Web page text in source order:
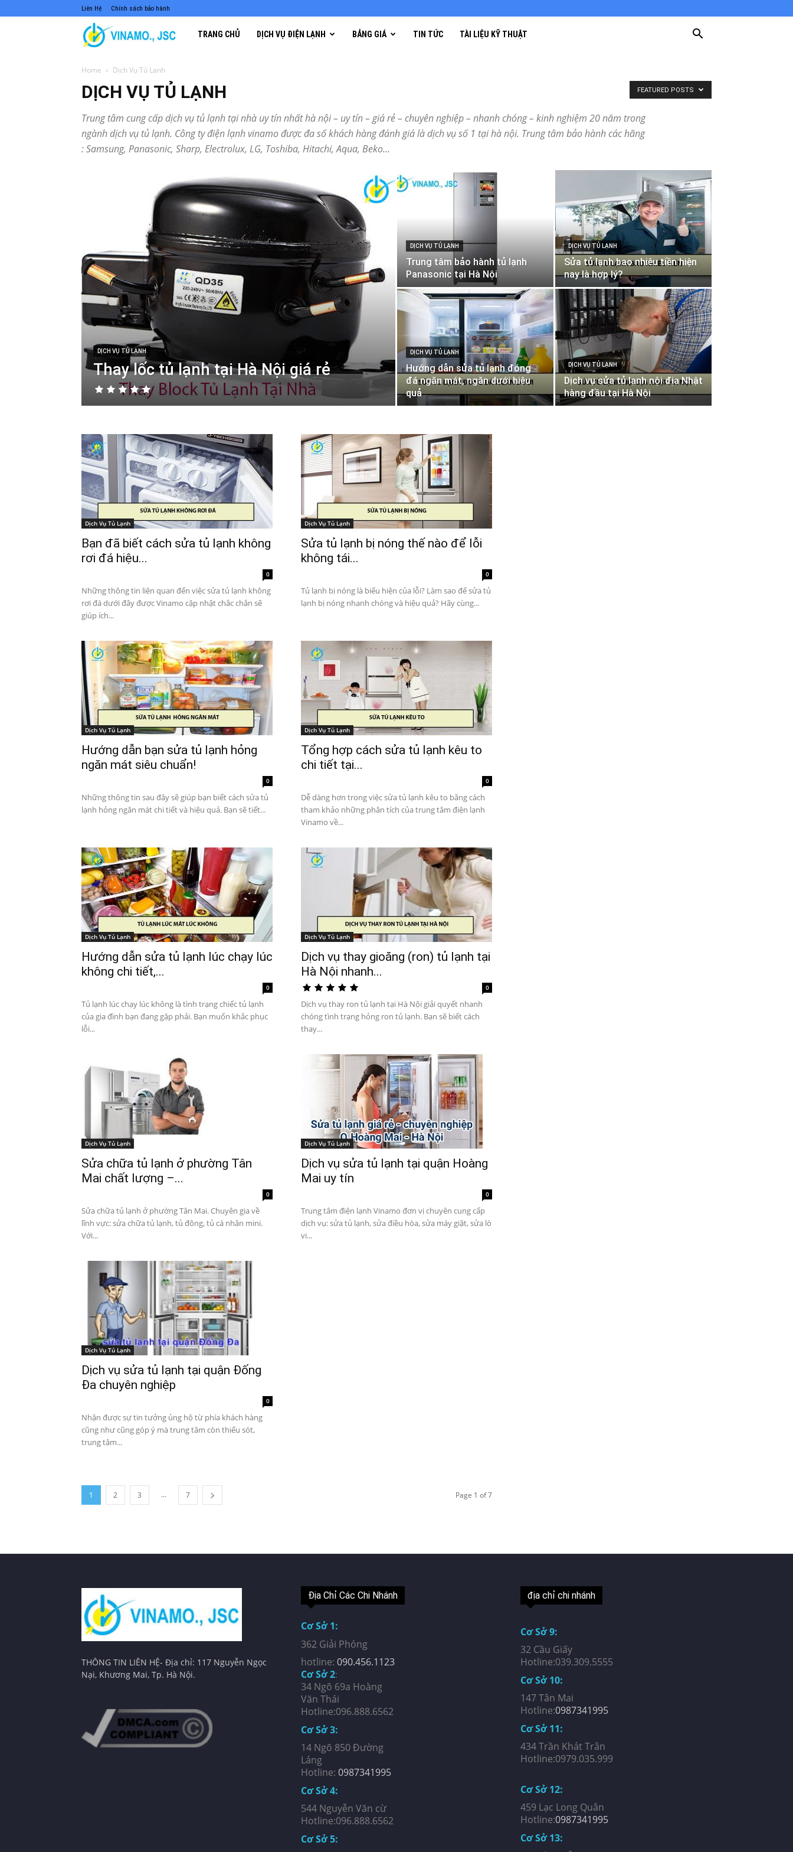
Liên Hệ Chính sách bảo hành
Điện
VINAMO
–
chữa,
lắp
đặt
tại
ở
Hà
Nội
TRANG CHỦ DỊCH VỤ ĐIỆN LẠNH BẢNG GIÁ TIN TỨC TÀI LIỆU KỸ THUẬT
Home Dịch Vụ Tủ Lạnh
DỊCH VỤ TỦ LẠNH
Trung tâm cung cấp dịch vụ tủ lạnh tại nhà uy tín nhất hà nội – uy tín – giá rẻ – chuyên nghiệp – nhanh chóng – kinh nghiệm 20 năm trong
ngành dịch vụ tủ lạnh. Công ty điện lạnh vinamo được đa số khách hàng đánh giá là dịch vụ số 1 tại hà nội. Trung tâm bảo hành các hãng
: Samsung, Panasonic, Sharp, Electrolux, LG, Toshiba, Hitachi, Aqua, Beko…
FEATURED POSTS
DỊCH VỤ TỦ LẠNH
Thay lốc tủ lạnh tại Hà Nội giá rẻ
DỊCH VỤ TỦ LẠNH
Trung tâm bảo hành tủ lạnh
Panasonic tại Hà Nội
DỊCH VỤ TỦ LẠNH
Sửa tủ lạnh bao nhiêu tiền hiện
nay là hợp lý?
DỊCH VỤ TỦ LẠNH
Hướng dẫn sửa tủ lạnh đóng
đá ngăn mát, ngăn dưới hiệu
quả
DỊCH VỤ TỦ LẠNH
Dịch vụ sửa tủ lạnh nội địa Nhật
hàng đầu tại Hà Nội
Dịch Vụ Tủ Lạnh
Bạn đã biết cách sửa tủ lạnh không
rơi đá hiệu...
0
Những thông tin liên quan đến việc sửa tủ lạnh không
rơi đá dưới đây được Vinamo cập nhật chắc chắn sẽ
giúp ích...
Dịch Vụ Tủ Lạnh
Sửa tủ lạnh bị nóng thế nào để lỗi
không tái...
0
Tủ lạnh bị nóng là biểu hiện của lỗi? Làm sao để sửa tủ
lạnh bị nóng nhanh chóng và hiệu quả? Hãy cùng...
Dịch Vụ Tủ Lạnh
Hướng dẫn bạn sửa tủ lạnh hỏng
ngăn mát siêu chuẩn!
0
Những thông tin sau đây sẽ giúp bạn biết cách sửa tủ
lạnh hỏng ngăn mát chi tiết và hiệu quả. Bạn sẽ tiết...
Dịch Vụ Tủ Lạnh
Tổng hợp cách sửa tủ lạnh kêu to
chi tiết tại...
0
Dễ dàng hơn trong việc sửa tủ lạnh kêu to bằng cách
tham khảo những phân tích của trung tâm điện lạnh
Vinamo về...
Dịch Vụ Tủ Lạnh
Hướng dẫn sửa tủ lạnh lúc chạy lúc
không chi tiết,...
0
Tủ lạnh lúc chạy lúc không là tình trạng chiếc tủ lạnh
của gia đình bạn đang gặp phải. Bạn muốn khắc phục
lỗi...
Dịch Vụ Tủ Lạnh
Dịch vụ thay gioăng (ron) tủ lạnh tại
Hà Nội nhanh...
0
Dịch vụ thay ron tủ lạnh tại Hà Nội giải quyết nhanh
chóng tình trạng hỏng ron tủ lạnh. Bạn sẽ biết cách
thay...
Dịch Vụ Tủ Lạnh
Sửa chữa tủ lạnh ở phường Tân
Mai chất lượng –...
0
Sửa chữa tủ lạnh ở phường Tân Mai. Chuyên gia về
lĩnh vực: sửa chữa tủ lạnh, tủ đông, tủ cá nhân mini.
Với...
Dịch Vụ Tủ Lạnh
Dịch vụ sửa tủ lạnh tại quận Hoàng
Mai uy tín
0
Trung tâm điện lạnh Vinamo đơn vị chuyên cung cấp
dịch vụ: sửa tủ lạnh, sửa điều hòa, sửa máy giặt, sửa lò
vi...
Dịch Vụ Tủ Lạnh
Dịch vụ sửa tủ lạnh tại quận Đống
Đa chuyên nghiệp
0
Nhận được sự tin tưởng ủng hộ từ phía khách hàng
cũng như cũng góp ý mà trung tâm còn thiếu sót,
trung tâm...
1 2 3 ... 7 Page 1 of 7
THÔNG TIN LIÊN HỆ- Địa chỉ: 117 Nguyễn Ngọc
Nại, Khương Mai, Tp. Hà Nội.
Địa Chỉ Các Chi Nhánh
Cơ Sở 1:
362 Giải Phóng
hotline: 090.456.1123
Cơ Sở 2:
34 Ngõ 69a Hoàng
Văn Thái
Hotline:096.888.6562
Cơ Sở 3:
14 Ngõ 850 Đường
Láng
Hotline: 0987341995
Cơ Sở 4:
544 Nguyễn Văn cừ
Hotline:096.888.6562
Cơ Sở 5:
địa chỉ chi nhánh
Cơ Sở 9:
32 Cầu Giấy
Hotline:039.309.5555
Cơ Sở 10:
147 Tân Mai
Hotline:0987341995
Cơ Sở 11:
434 Trần Khát Trân
Hotline:0979.035.999
Cơ Sở 12:
459 Lạc Long Quân
Hotline:0987341995
Cơ Sở 13: